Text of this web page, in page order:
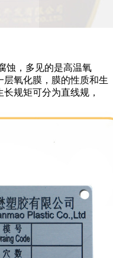
蚀，多见的是高温氧
氧化膜，膜的性质和生
规矩可分为直线规，